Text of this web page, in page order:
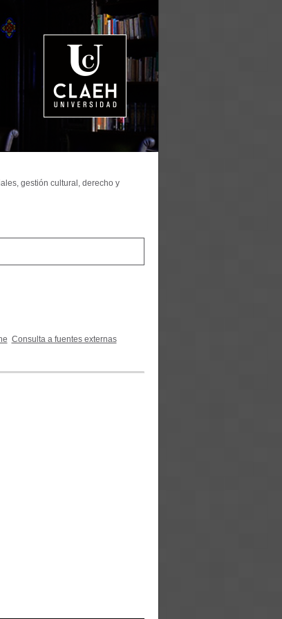
Consulta a fuentes externas
gestión cultural, derecho y